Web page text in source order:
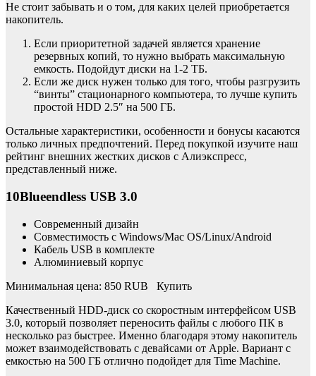
Не стоит забывать и о том, для каких целей приобретается
накопитель.
Если приоритетной задачей является хранение
резервных копий, то нужно выбрать максимальную
емкость. Подойдут диски на 1-2 ТБ.
Если же диск нужен только для того, чтобы разгрузить
“винты” стационарного компьютера, то лучше купить
простой HDD 2.5″ на 500 ГБ.
Остальные характеристики, особенности и бонусы касаются
только личных предпочтений. Перед покупкой изучите наш
рейтинг внешних жестких дисков с Алиэкспресс,
представленный ниже.
10Blueendless USB 3.0
Современный дизайн
Совместимость с Windows/Mac OS/Linux/Android
Кабель USB в комплекте
Алюминиевый корпус
Минимальная цена: 850 RUB Купить
Качественный HDD-диск со скоростным интерфейсом USB
3.0, который позволяет переносить файлы с любого ПК в
несколько раз быстрее. Именно благодаря этому накопитель
может взаимодействовать с девайсами от Apple. Вариант с
емкостью на 500 ГБ отлично подойдет для Time Machine.